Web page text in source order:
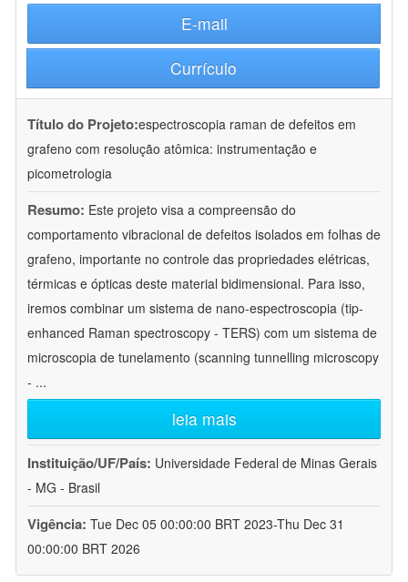
E-mail
Currículo
Título do Projeto:espectroscopia raman de defeitos em
grafeno com resolução atômica: instrumentação e
picometrologia
Resumo: Este projeto visa a compreensão do
comportamento vibracional de defeitos isolados em folhas de
grafeno, importante no controle das propriedades elétricas,
térmicas e ópticas deste material bidimensional. Para isso,
iremos combinar um sistema de nano-espectroscopia (tip-
enhanced Raman spectroscopy - TERS) com um sistema de
microscopia de tunelamento (scanning tunnelling microscopy
- ...
leia mais
Instituição/UF/País: Universidade Federal de Minas Gerais
- MG - Brasil
Vigência: Tue Dec 05 00:00:00 BRT 2023-Thu Dec 31
00:00:00 BRT 2026